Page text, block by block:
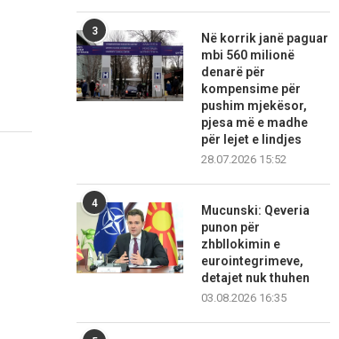
3
Në korrik janë paguar
mbi 560 milionë
denarë për
kompensime për
pushim mjekësor,
pjesa më e madhe
për lejet e lindjes
28.07.2026 15:52
4
Mucunski: Qeveria
punon për
zhbllokimin e
eurointegrimeve,
detajet nuk thuhen
03.08.2026 16:35